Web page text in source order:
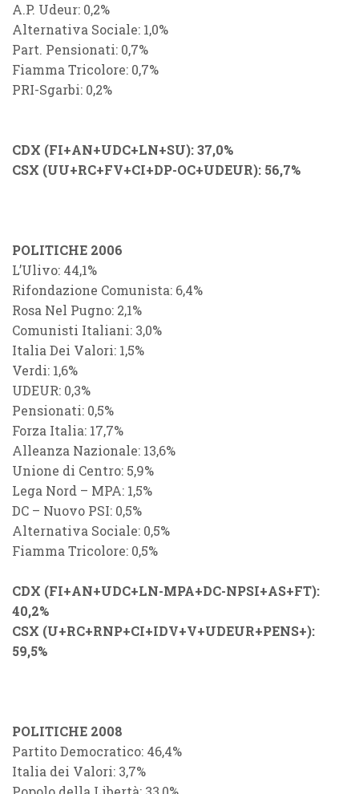
A.P. Udeur: 0,2%
Alternativa Sociale: 1,0%
Part. Pensionati: 0,7%
Fiamma Tricolore: 0,7%
PRI-Sgarbi: 0,2%
CDX (FI+AN+UDC+LN+SU): 37,0%
CSX (UU+RC+FV+CI+DP-OC+UDEUR): 56,7%
POLITICHE 2006
L’Ulivo: 44,1%
Rifondazione Comunista: 6,4%
Rosa Nel Pugno: 2,1%
Comunisti Italiani: 3,0%
Italia Dei Valori: 1,5%
Verdi: 1,6%
UDEUR: 0,3%
Pensionati: 0,5%
Forza Italia: 17,7%
Alleanza Nazionale: 13,6%
Unione di Centro: 5,9%
Lega Nord – MPA: 1,5%
DC – Nuovo PSI: 0,5%
Alternativa Sociale: 0,5%
Fiamma Tricolore: 0,5%
CDX (FI+AN+UDC+LN-MPA+DC-NPSI+AS+FT):
40,2%
CSX (U+RC+RNP+CI+IDV+V+UDEUR+PENS+):
59,5%
POLITICHE 2008
Partito Democratico: 46,4%
Italia dei Valori: 3,7%